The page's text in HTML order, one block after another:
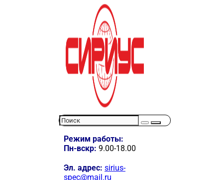
Режим работы:
Пн-вскр: 9.00-18.00
Эл. адрес: sirius-
spec@mail.ru